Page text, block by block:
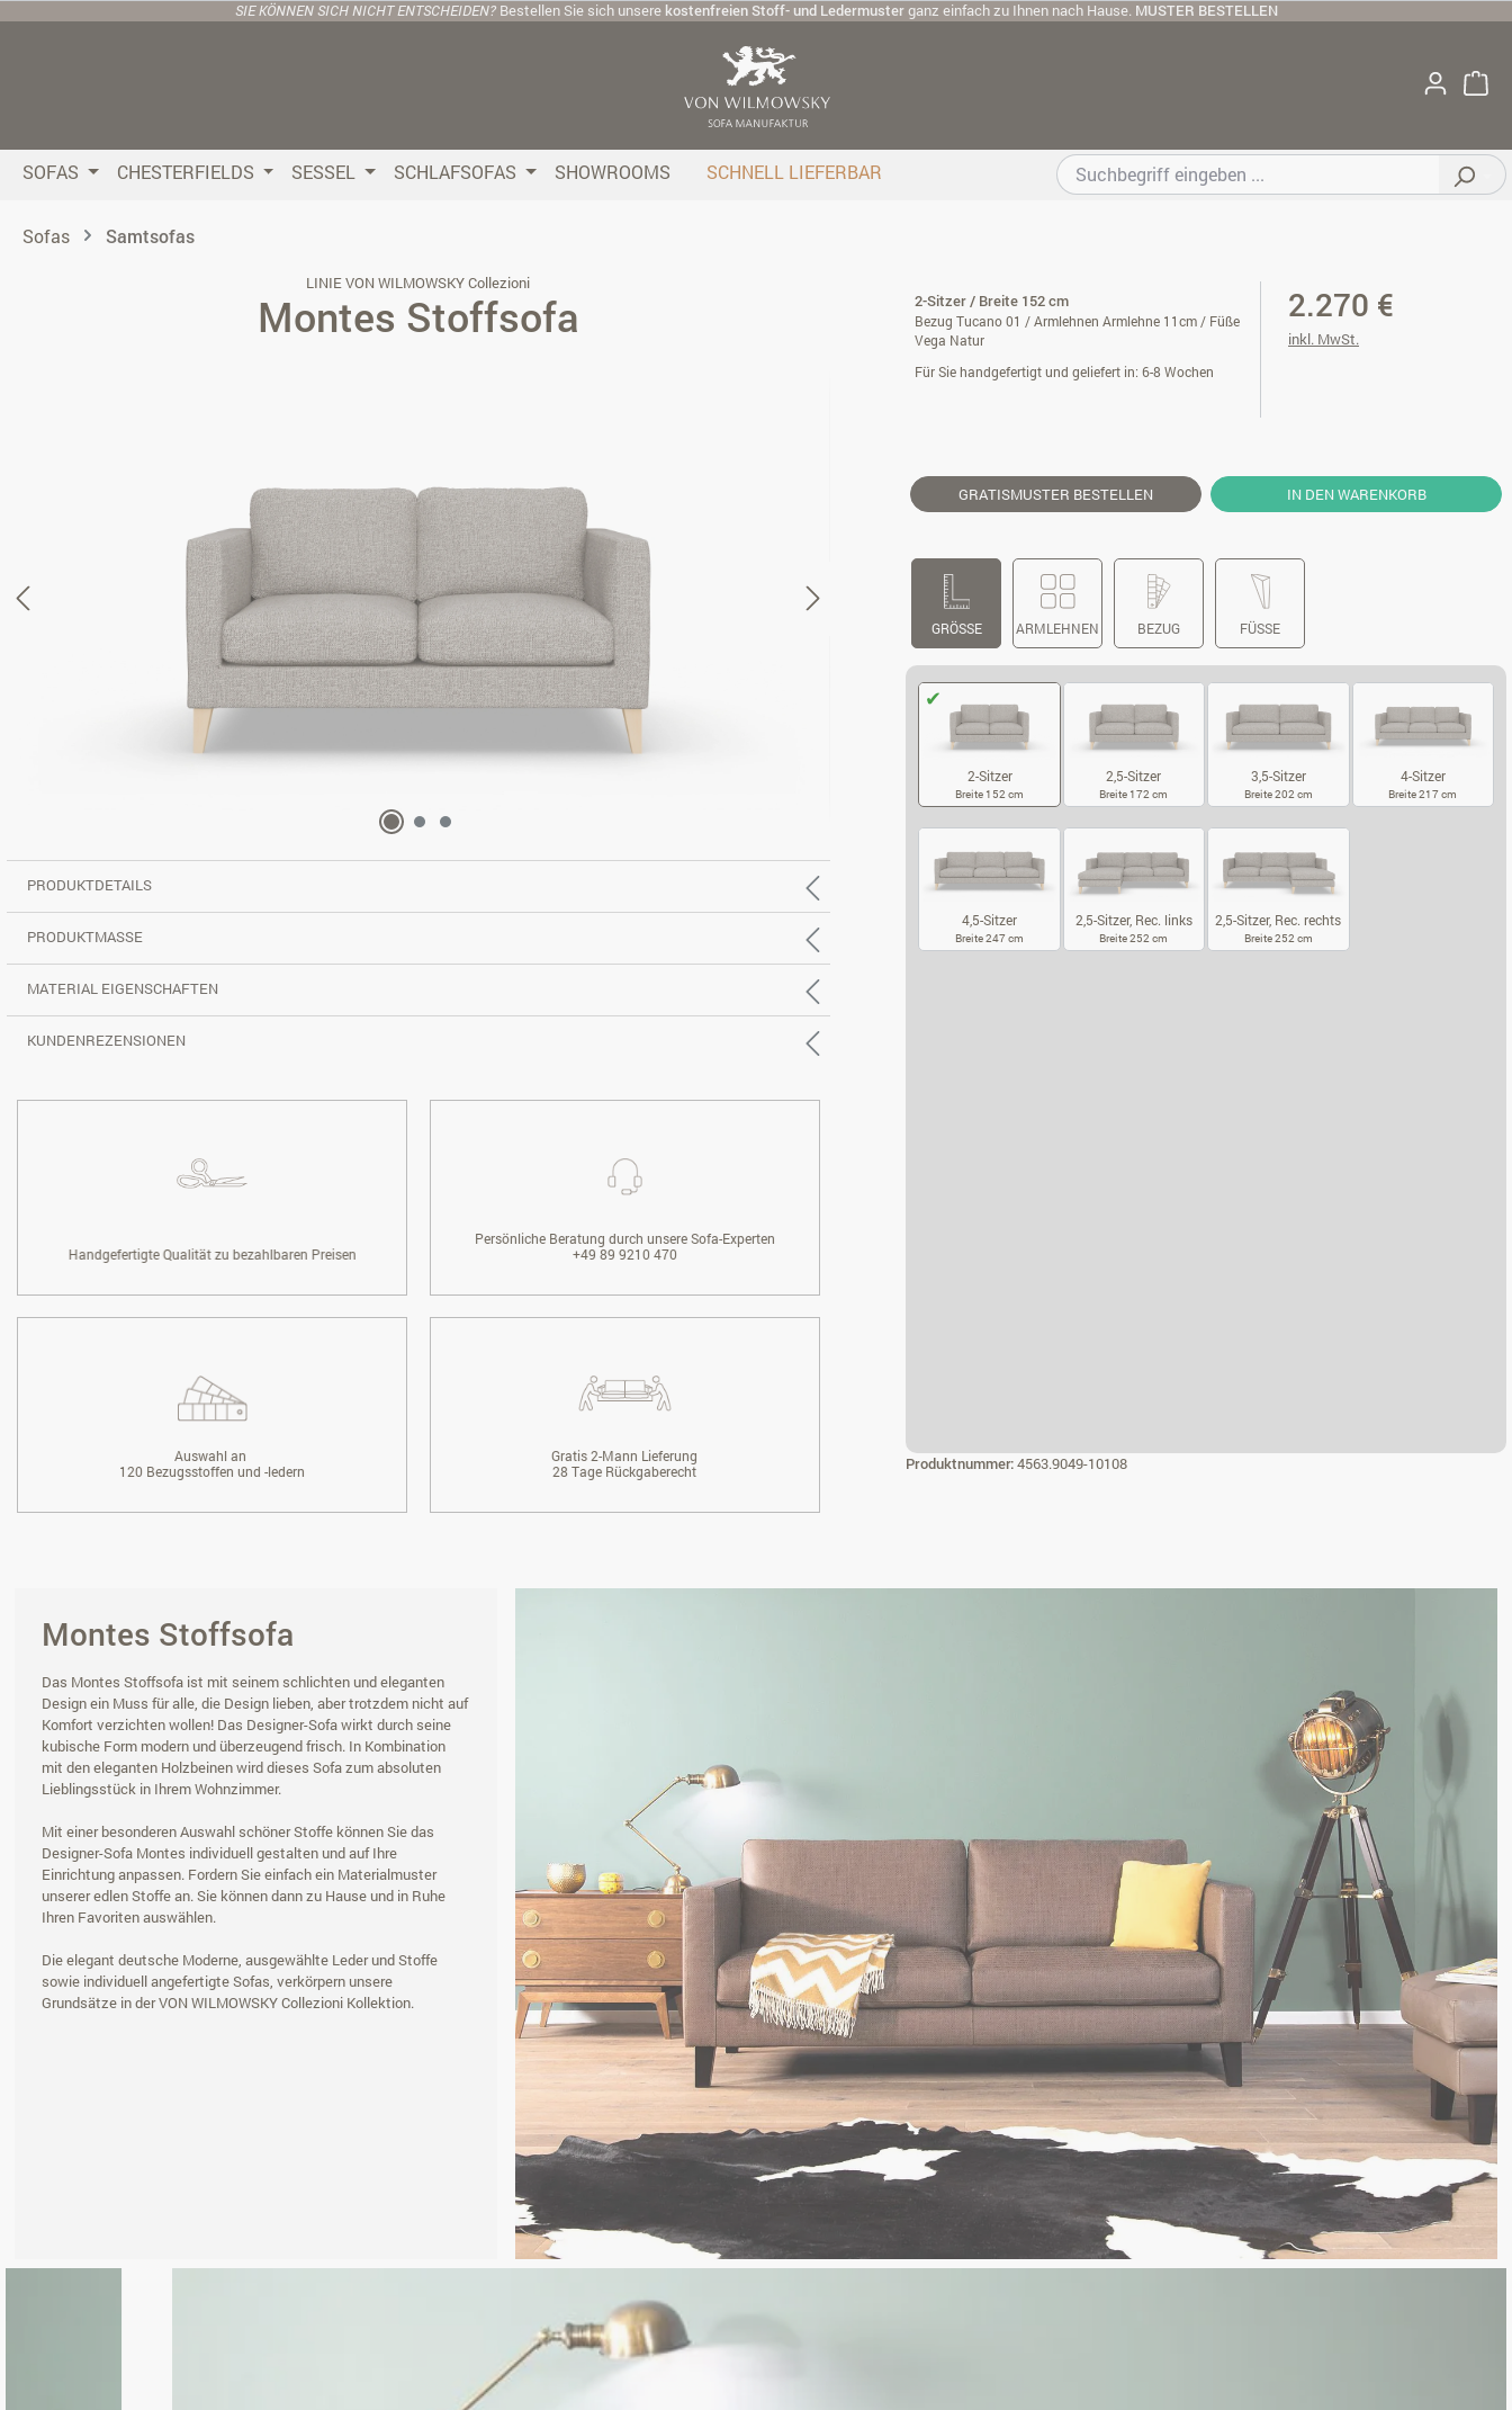
Hauptinhalt springen
Zur Suche springen
Zur Hauptnavigation springen
SIE KÖNNEN SICH NICHT ENTSCHEIDEN? Bestellen Sie sich unsere kostenfreien Stoff- und Ledermusterganz einfach zu Ihnen nach Hause. MUSTER BESTELLEN
SOFAS CHESTERFIELDS SESSEL SCHLAFSOFAS SHOWROOMS SCHNELL LIEFERBAR
Sofas Samtsofas
LINIE VON WILMOWSKY Collezioni
Montes Stoffsofa 2-Sitzer / Breite 152 cm
Bezug Tucano 01 / Armlehnen Armlehne 11cm / Füße
Vega Natur
Für Sie handgefertigt und geliefert in: 6-8 Wochen
2.270 €
inkl. MwSt.
GRATISMUSTER BESTELLEN IN DEN WARENKORB
GRÖSSE ARMLEHNEN BEZUG FÜSSE
2-Sitzer
Breite 152 cm
2,5-Sitzer
Breite 172 cm
3,5-Sitzer
Breite 202 cm
4-Sitzer
Breite 217 cm
4,5-Sitzer
Breite 247 cm
2,5-Sitzer, Rec. links
Breite 252 cm
2,5-Sitzer, Rec. rechts
Breite 252 cm
Produktnummer:4563.9049-10108
PRODUKTDETAILS
PRODUKTMASSE
MATERIAL EIGENSCHAFTEN
KUNDENREZENSIONEN
Handgefertigte Qualität zu bezahlbaren Preisen
Persönliche Beratung durch unsere Sofa-Experten
+49 89 9210 470
Auswahl an
120 Bezugsstoffen und -ledern
Gratis 2-Mann Lieferung
28 Tage Rückgaberecht
Montes Stoffsofa
Das Montes Stoffsofa ist mit seinem schlichten und eleganten
Design ein Muss für alle, die Design lieben, aber trotzdem nicht auf
Komfort verzichten wollen! Das Designer-Sofa wirkt durch seine
kubische Form modern und überzeugend frisch. In Kombination
mit den eleganten Holzbeinen wird dieses Sofa zum absoluten
Lieblingsstück in Ihrem Wohnzimmer.
Mit einer besonderen Auswahl schöner Stoffe können Sie das
Designer-Sofa Montes individuell gestalten und auf Ihre
Einrichtung anpassen. Fordern Sie einfach ein Materialmuster
unserer edlen Stoffe an. Sie können dann zu Hause und in Ruhe
Ihren Favoriten auswählen.
Die elegant deutsche Moderne, ausgewählte Leder und Stoffe
sowie individuell angefertigte Sofas, verkörpern unsere
Grundsätze in der VON WILMOWSKY Collezioni Kollektion.